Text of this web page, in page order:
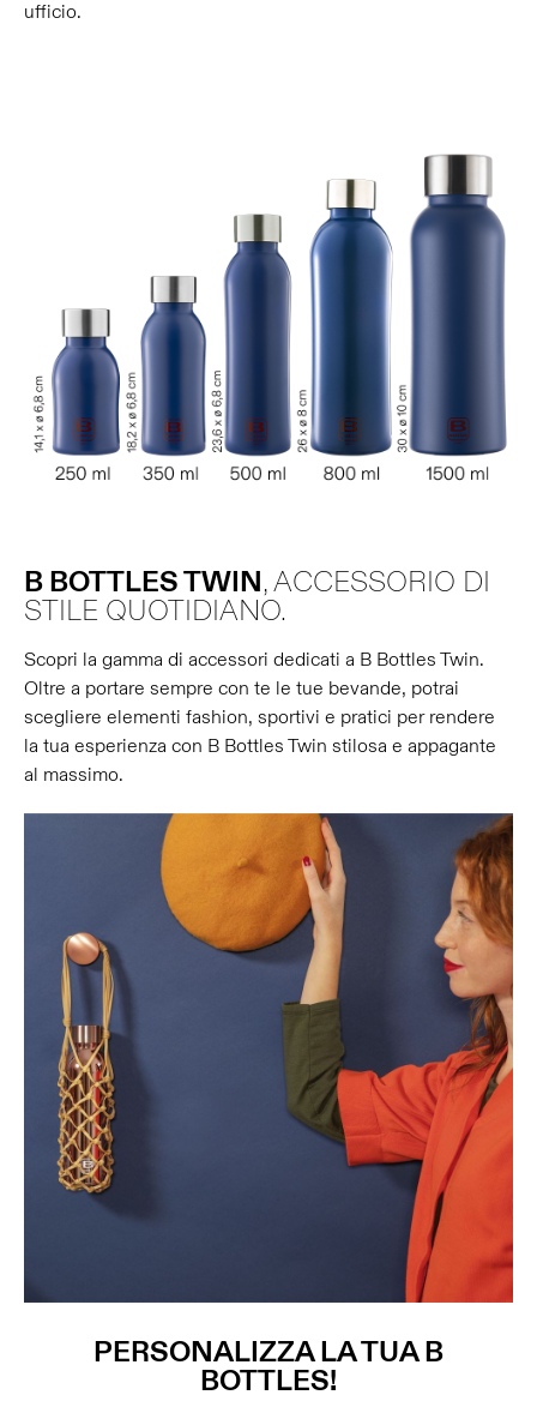
ufficio.
B BOTTLES TWIN, ACCESSORIO DI
STILE QUOTIDIANO.
Scopri la gamma di accessori dedicati a B Bottles Twin.
Oltre a portare sempre con te le tue bevande, potrai
scegliere elementi fashion, sportivi e pratici per rendere
la tua esperienza con B Bottles Twin stilosa e appagante
al massimo.
PERSONALIZZA LA TUA B
BOTTLES!